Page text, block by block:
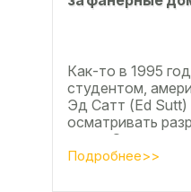
Как-то в 1995
студентом,
Эд Сатт (Ed Sutt)
осматривать
дома. Он
стихии в
Подробнее>>